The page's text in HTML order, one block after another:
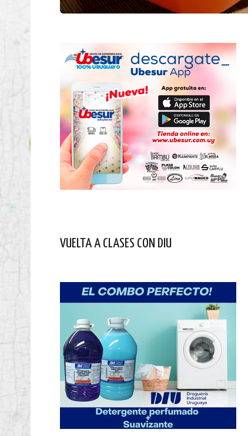
VUELTA A CLASES CON DIU